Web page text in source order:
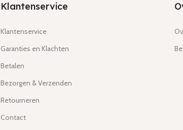
Klantenservice
Klantenservice
Garanties en Klachten
Betalen
Bezorgen & Verzenden
Retourneren
Contact